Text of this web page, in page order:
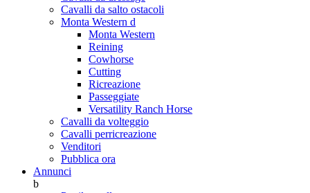
Cavalli da salto ostacoli
Monta Western d
Monta Western
Reining
Cowhorse
Cutting
Ricreazione
Passeggiate
Versatility Ranch Horse
Cavalli da volteggio
Cavalli perricreazione
Venditori
Pubblica ora
Annunci
b